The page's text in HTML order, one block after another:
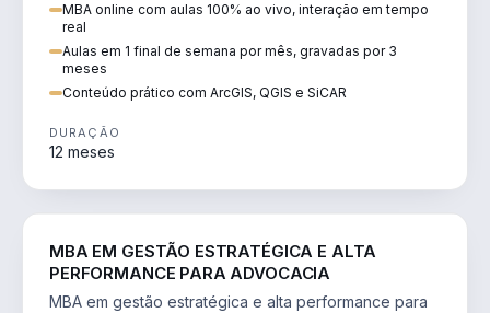
MBA online com aulas 100% ao vivo, interação em tempo
real
Aulas em 1 final de semana por mês, gravadas por 3
meses
Conteúdo prático com ArcGIS, QGIS e SiCAR
DURAÇÃO
12 meses
MBA EM GESTÃO ESTRATÉGICA E ALTA
PERFORMANCE PARA ADVOCACIA
MBA em gestão estratégica e alta performance para